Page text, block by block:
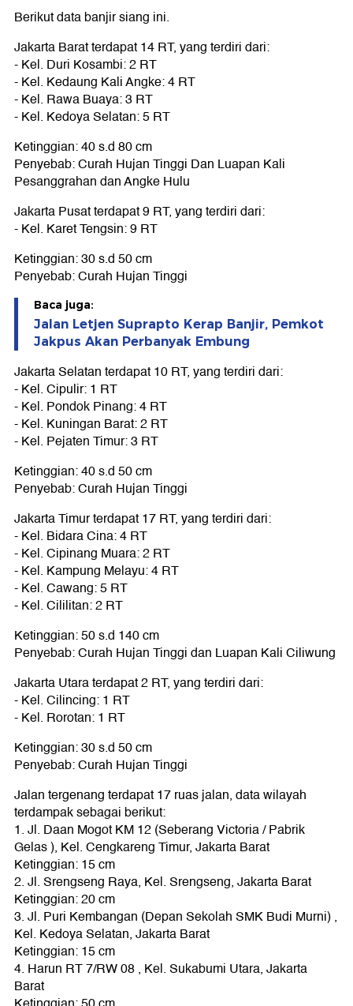
Berikut data banjir siang ini.
Jakarta Barat terdapat 14 RT, yang terdiri dari:
- Kel. Duri Kosambi: 2 RT
- Kel. Kedaung Kali Angke: 4 RT
- Kel. Rawa Buaya: 3 RT
- Kel. Kedoya Selatan: 5 RT
Ketinggian: 40 s.d 80 cm
Penyebab: Curah Hujan Tinggi Dan Luapan Kali
Pesanggrahan dan Angke Hulu
Jakarta Pusat terdapat 9 RT, yang terdiri dari:
- Kel. Karet Tengsin: 9 RT
Ketinggian: 30 s.d 50 cm
Penyebab: Curah Hujan Tinggi
Baca juga:
Jalan Letjen Suprapto Kerap Banjir, Pemkot
Jakpus Akan Perbanyak Embung
Jakarta Selatan terdapat 10 RT, yang terdiri dari:
- Kel. Cipulir: 1 RT
- Kel. Pondok Pinang: 4 RT
- Kel. Kuningan Barat: 2 RT
- Kel. Pejaten Timur: 3 RT
Ketinggian: 40 s.d 50 cm
Penyebab: Curah Hujan Tinggi
Jakarta Timur terdapat 17 RT, yang terdiri dari:
- Kel. Bidara Cina: 4 RT
- Kel. Cipinang Muara: 2 RT
- Kel. Kampung Melayu: 4 RT
- Kel. Cawang: 5 RT
- Kel. Cililitan: 2 RT
Ketinggian: 50 s.d 140 cm
Penyebab: Curah Hujan Tinggi dan Luapan Kali Ciliwung
Jakarta Utara terdapat 2 RT, yang terdiri dari:
- Kel. Cilincing: 1 RT
- Kel. Rorotan: 1 RT
Ketinggian: 30 s.d 50 cm
Penyebab: Curah Hujan Tinggi
Jalan tergenang terdapat 17 ruas jalan, data wilayah
terdampak sebagai berikut:
1. Jl. Daan Mogot KM 12 (Seberang Victoria / Pabrik
Gelas ), Kel. Cengkareng Timur, Jakarta Barat
Ketinggian: 15 cm
2. Jl. Srengseng Raya, Kel. Srengseng, Jakarta Barat
Ketinggian: 20 cm
3. Jl. Puri Kembangan (Depan Sekolah SMK Budi Murni) ,
Kel. Kedoya Selatan, Jakarta Barat
Ketinggian: 15 cm
4. Harun RT 7/RW 08 , Kel. Sukabumi Utara, Jakarta
Barat